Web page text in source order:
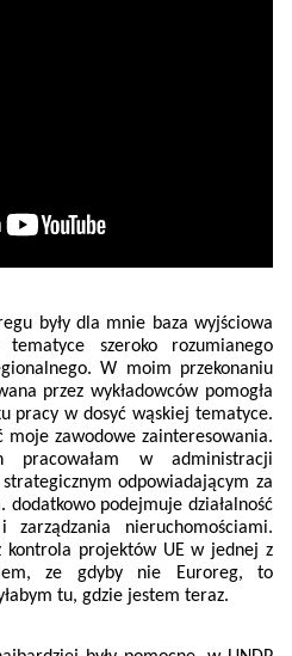
były dla mnie baza wyjściowa
szeroko rozumianego
W moim przekonaniu
przez wykładowców pomogła
pracy w dosyć wąskiej tematyce.
moje zawodowe zainteresowania.
pracowałam w administracji
odpowiadającym za
podejmuje działalność
nieruchomościami.
kontrola projektów UE w jednej z
ze gdyby nie Euroreg, to
tu, gdzie jestem teraz.